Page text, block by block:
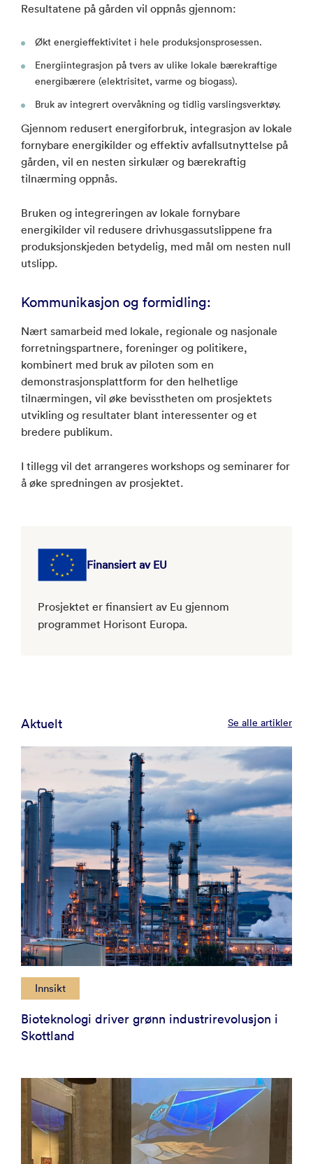
Resultatene på gården vil oppnås gjennom:
Økt energieffektivitet i hele produksjonsprosessen.
Energiintegrasjon på tvers av ulike lokale bærekraftige
energibærere (elektrisitet, varme og biogass).
Bruk av integrert overvåkning og tidlig varslingsverktøy.
Gjennom redusert energiforbruk, integrasjon av lokale
fornybare energikilder og effektiv avfallsutnyttelse på
gården, vil en nesten sirkulær og bærekraftig
tilnærming oppnås.
Bruken og integreringen av lokale fornybare
energikilder vil redusere drivhusgassutslippene fra
produksjonskjeden betydelig, med mål om nesten null
utslipp.
Kommunikasjon og formidling:
Nært samarbeid med lokale, regionale og nasjonale
forretningspartnere, foreninger og politikere,
kombinert med bruk av piloten som en
demonstrasjonsplattform for den helhetlige
tilnærmingen, vil øke bevisstheten om prosjektets
utvikling og resultater blant interessenter og et
bredere publikum.
I tillegg vil det arrangeres workshops og seminarer for
å øke spredningen av prosjektet.
Finansiert av EU
Prosjektet er finansiert av Eu gjennom
programmet Horisont Europa.
Aktuelt Se alle artikler
Innsikt
Bioteknologi driver grønn industrirevolusjon i
Skottland